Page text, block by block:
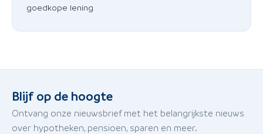
goedkope lening
Blijf op de hoogte
Ontvang onze nieuwsbrief met het belangrijkste nieuws
over hypotheken, pensioen, sparen en meer.